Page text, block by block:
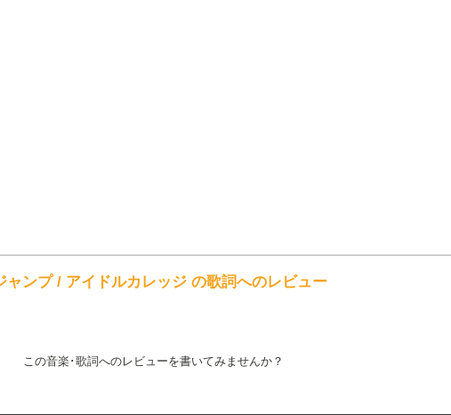
ャンプ / アイドルカレッジ の歌詞へのレビュー
この音楽･歌詞へのレビューを書いてみませんか？